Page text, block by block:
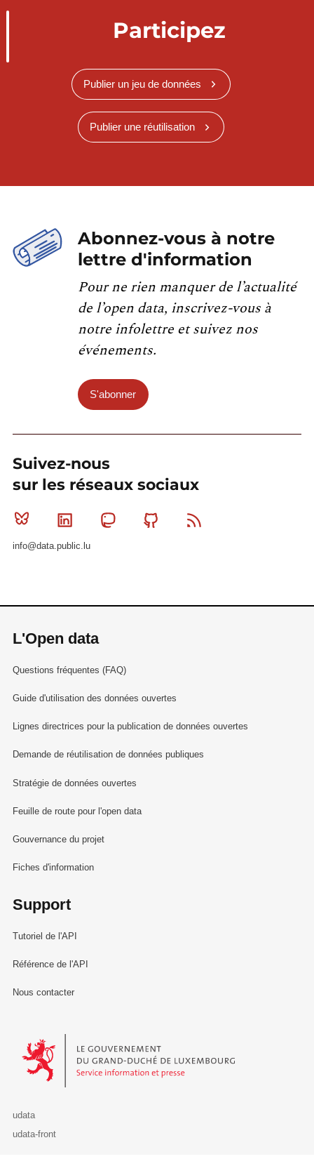
Participez
Publier un jeu de données
Publier une réutilisation
Abonnez-vous à notre
lettre d'information
Pour ne rien manquer de l’actualité
de l’open data, inscrivez-vous à
notre infolettre et suivez nos
événements.
S'abonner
Suivez-nous
sur les réseaux sociaux
Bluesky Linkedin MastodonGithub
info@data.public.lu
L'Open data
Questions fréquentes (FAQ)
Guide d'utilisation des données ouvertes
Lignes directrices pour la publication de données ouvertes
Demande de réutilisation de données publiques
Stratégie de données ouvertes
Feuille de route pour l'open data
Gouvernance du projet
Fiches d'information
Support
Tutoriel de l'API
Référence de l'API
Nous contacter
Le Gouvernement du Grand-Duché de Luxembourg - Service
udata
udata-front